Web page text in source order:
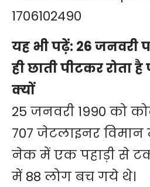
यह भी पढ़ें: 26 जनवरी
ही छाती पीटकर रोता
क्यों
25 जनवरी 1990 को
707 जेटलाइनर विमान
नेक में एक पहाड़ी से
में 88 लोग बच गये थे।